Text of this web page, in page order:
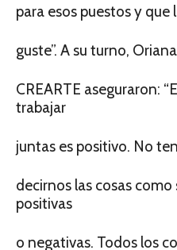
para esos puestos y que
guste”. A su turno,
CREARTE aseguraron:
trabajar
juntas es positivo. No
decirnos las cosas
positivas
o negativas. Todos los